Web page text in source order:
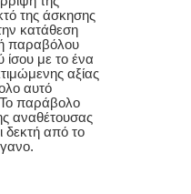
της άσκησης
κατάθεση
παραβόλου
με το ένα
αξίας
αυτό
Το παράβολο
αναθέτουσας
δεκτή από το